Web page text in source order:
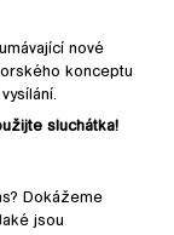
nové
konceptu
sluchátka!
Dokážeme
jsou